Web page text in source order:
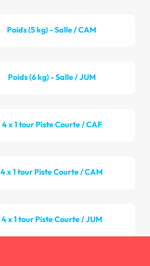
Poids (5 kg) - Salle / CAM
Poids (6 kg) - Salle / JUM
4 x 1 tour Piste Courte / CAF
4 x 1 tour Piste Courte / CAM
4 x 1 tour Piste Courte / JUM